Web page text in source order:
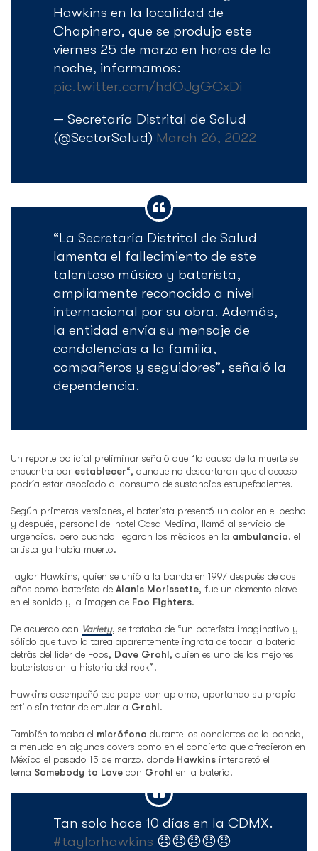
Hawkins en la localidad de
Chapinero, que se produjo este
viernes 25 de marzo en horas de la
noche, informamos:
pic.twitter.com/hdOJgGCxDi
— Secretaría Distrital de Salud
(@SectorSalud) March 26, 2022
“La Secretaría Distrital de Salud
lamenta el fallecimiento de este
talentoso músico y baterista,
ampliamente reconocido a nivel
internacional por su obra. Además,
la entidad envía su mensaje de
condolencias a la familia,
compañeros y seguidores”, señaló la
dependencia.
Un reporte policial preliminar señaló que “la causa de la muerte se
encuentra por establecer“, aunque no descartaron que el deceso
podría estar asociado al consumo de sustancias estupefacientes.
Según primeras versiones, el baterista presentó un dolor en el pecho
y después, personal del hotel Casa Medina, llamó al servicio de
urgencias, pero cuando llegaron los médicos en la ambulancia, el
artista ya había muerto.
Taylor Hawkins, quien se unió a la banda en 1997 después de dos
años como baterista de Alanis Morissette, fue un elemento clave
en el sonido y la imagen de Foo Fighters.
De acuerdo con Variety, se trataba de “un baterista imaginativo y
sólido que tuvo la tarea aparentemente ingrata de tocar la batería
detrás del líder de Foos, Dave Grohl, quien es uno de los mejores
bateristas en la historia del rock”.
Hawkins desempeñó ese papel con aplomo, aportando su propio
estilo sin tratar de emular a Grohl.
También tomaba el micrófono durante los conciertos de la banda,
a menudo en algunos covers como en el concierto que ofrecieron en
México el pasado 15 de marzo, donde Hawkins interpretó el
tema Somebody to Love con Grohl en la batería.
Tan solo hace 10 días en la CDMX.
#taylorhawkins 😞😞😞😞😞